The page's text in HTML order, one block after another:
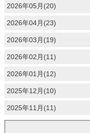
2026年05月(20)
2026年04月(23)
2026年03月(19)
2026年02月(11)
2026年01月(12)
2025年12月(10)
2025年11月(11)